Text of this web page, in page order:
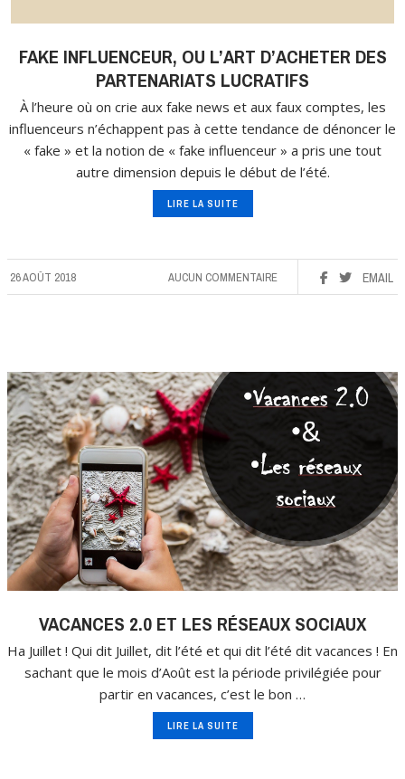
FAKE INFLUENCEUR, OU L’ART D’ACHETER DES
PARTENARIATS LUCRATIFS
À l’heure où on crie aux fake news et aux faux comptes, les
influenceurs n’échappent pas à cette tendance de dénoncer le
« fake » et la notion de « fake influenceur » a pris une tout
autre dimension depuis le début de l’été.
LIRE LA SUITE
26 AOÛT 2018 EMAIL
AUCUN COMMENTAIRE
VACANCES 2.0 ET LES RÉSEAUX SOCIAUX
Ha Juillet ! Qui dit Juillet, dit l’été et qui dit l’été dit vacances ! En
sachant que le mois d’Août est la période privilégiée pour
partir en vacances, c’est le bon …
LIRE LA SUITE